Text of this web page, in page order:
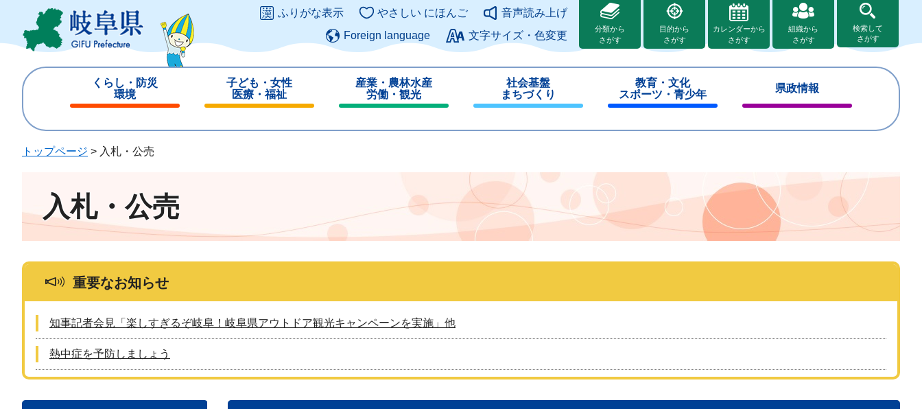
ジ
ュ
このページの本文へ
ふりがな表示 やさしい にほんご
音声読み上げ
Foreign language
文字サイズ・色変更
分類から
さがす
目的から
さがす
カレンダーから
さがす
組織から
さがす
検索して
さがす
くらし・防災
環境
じ
子ども・女性
医療・福祉
じ
産業・農林水産
労働・観光
じ
社会基盤
まちづくり
じ
教育・文化
スポーツ・青少年
じ
県政情報
じ
トップページ > 入札・公売
入札・公売
重要なお知らせ
知事記者会見「楽しすぎるぞ岐阜！岐阜県アウトドア観光キャンペーンを実施」他
熱中症を予防しましょう